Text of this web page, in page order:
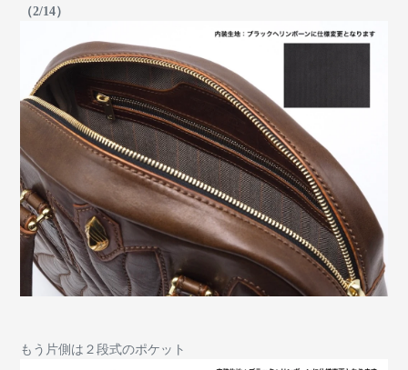
（2/14）
もう片側は２段式のポケット